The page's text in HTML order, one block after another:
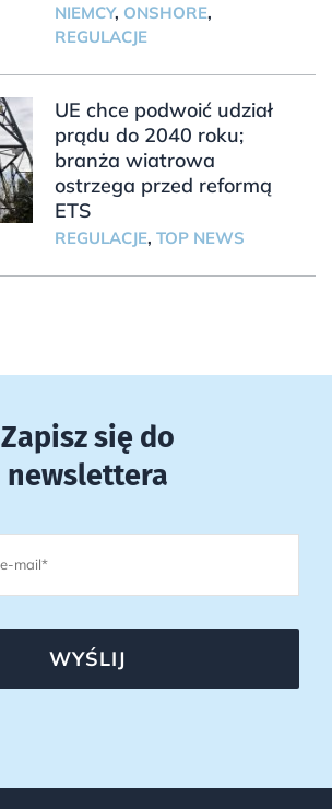
NIEMCY, ONSHORE,
REGULACJE
UE chce podwoić udział
prądu do 2040 roku;
branża wiatrowa
ostrzega przed reformą
ETS
REGULACJE, TOP NEWS
Zapisz się do
newslettera
WYŚLIJ